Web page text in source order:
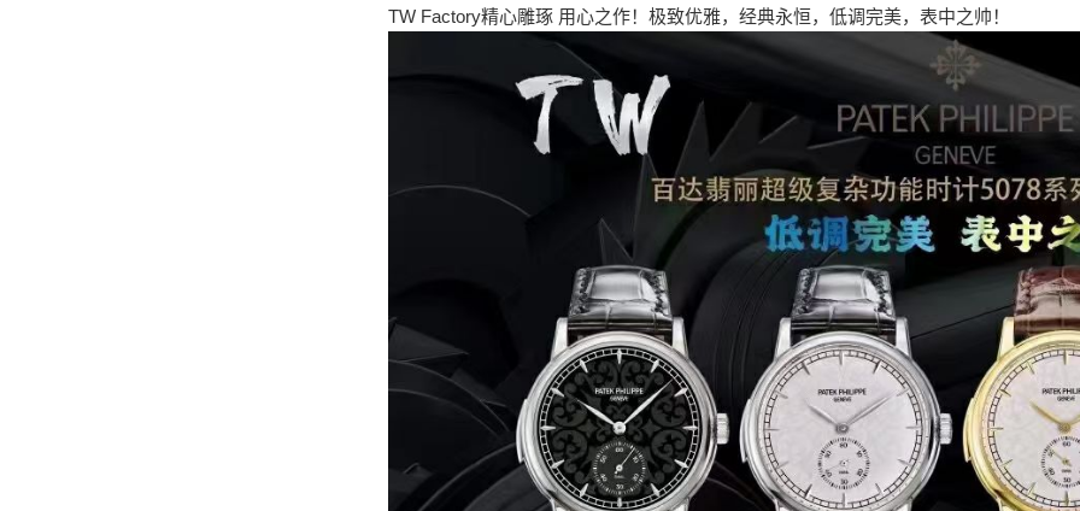
TW Factory精心雕琢 用心之作！极致优雅，经典永恒，低调完美，表中之帅！